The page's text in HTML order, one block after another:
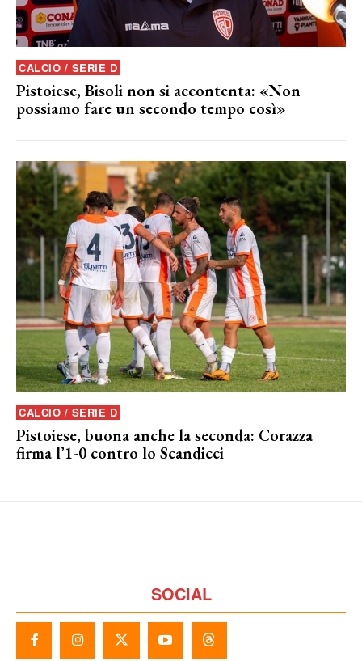
CALCIO / SERIE D
Pistoiese, Bisoli non si accontenta: «Non
possiamo fare un secondo tempo così»
CALCIO / SERIE D
Pistoiese, buona anche la seconda: Corazza
firma l’1-0 contro lo Scandicci
SOCIAL